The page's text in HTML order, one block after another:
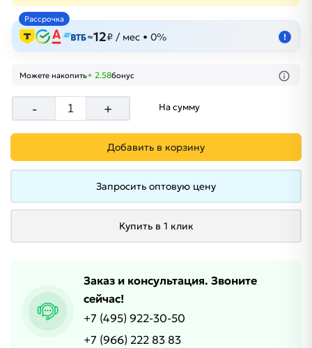
Рассрочка
≈12₽ / мес • 0% !
Можете накопить+ 2.58бонус
- + На сумму
Добавить в корзину
Запросить оптовую цену
Купить в 1 клик
Заказ и консультация. Звоните
сейчас!
+7 (495) 922-30-50
+7 (966) 222 83 83